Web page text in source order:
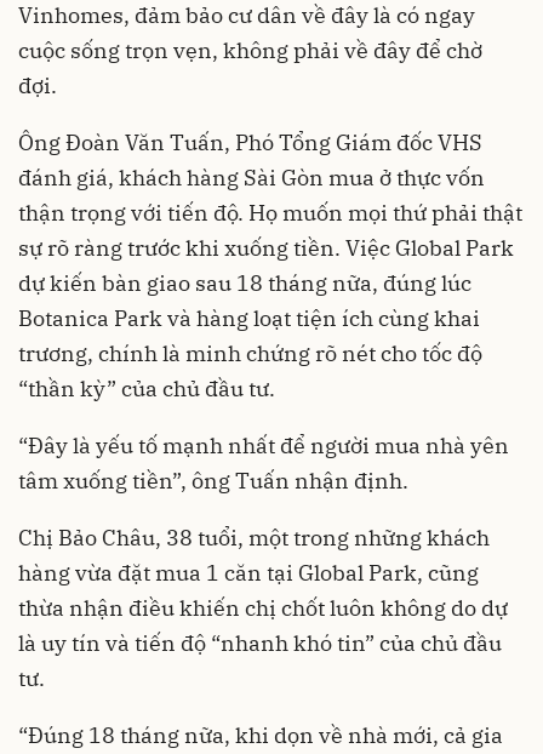
Vinhomes, đảm bảo cư dân về đây là có ngay
cuộc sống trọn vẹn, không phải về đây để chờ
đợi.
Ông Đoàn Văn Tuấn, Phó Tổng Giám đốc VHS
đánh giá, khách hàng Sài Gòn mua ở thực vốn
thận trọng với tiến độ. Họ muốn mọi thứ phải thật
sự rõ ràng trước khi xuống tiền. Việc Global Park
dự kiến bàn giao sau 18 tháng nữa, đúng lúc
Botanica Park và hàng loạt tiện ích cùng khai
trương, chính là minh chứng rõ nét cho tốc độ
“thần kỳ” của chủ đầu tư.
“Đây là yếu tố mạnh nhất để người mua nhà yên
tâm xuống tiền”, ông Tuấn nhận định.
Chị Bảo Châu, 38 tuổi, một trong những khách
hàng vừa đặt mua 1 căn tại Global Park, cũng
thừa nhận điều khiến chị chốt luôn không do dự
là uy tín và tiến độ “nhanh khó tin” của chủ đầu
tư.
“Đúng 18 tháng nữa, khi dọn về nhà mới, cả gia